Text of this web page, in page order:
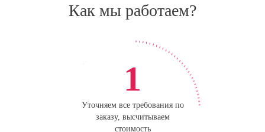
Как мы работаем?
1
Уточняем все требования по
заказу, высчитываем
стоимость